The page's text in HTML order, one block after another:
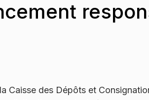
Caisse des Dépôts et